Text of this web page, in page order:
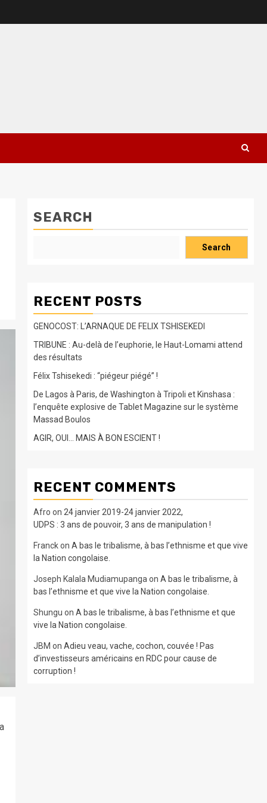
SEARCH
Search
RECENT POSTS
GENOCOST: L’ARNAQUE DE FELIX TSHISEKEDI
TRIBUNE : Au-delà de l’euphorie, le Haut-Lomami attend
des résultats
Félix Tshisekedi : “piégeur piégé” !
De Lagos à Paris, de Washington à Tripoli et Kinshasa :
l’enquête explosive de Tablet Magazine sur le système
Massad Boulos
AGIR, OUI… MAIS À BON ESCIENT !
RECENT COMMENTS
Afro on 24 janvier 2019-24 janvier 2022,
UDPS : 3 ans de pouvoir, 3 ans de manipulation !
Franckon A bas le tribalisme, à bas l’ethnisme et que vive
la Nation congolaise.
Joseph Kalala Mudiamupanga on A bas le tribalisme, à
bas l’ethnisme et que vive la Nation congolaise.
Shungu on A bas le tribalisme, à bas l’ethnisme et que
vive la Nation congolaise.
JBM on Adieu veau, vache, cochon, couvée ! Pas
d’investisseurs américains en RDC pour cause de
corruption !